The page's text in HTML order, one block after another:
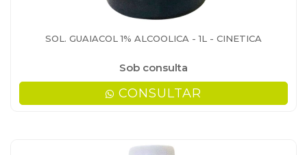
SOL. GUAIACOL 1% ALCOOLICA - 1L - CINETICA
Sob consulta
CONSULTAR